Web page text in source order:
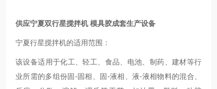
供应宁夏双行星搅拌机 模具胶成套生产设备
宁夏行星搅拌机的适用范围：
该设备适用于化工、轻工、食品、电池、制药、建材等行
业所需的多组份固-固相、固-液相、液-液相物料的混合、